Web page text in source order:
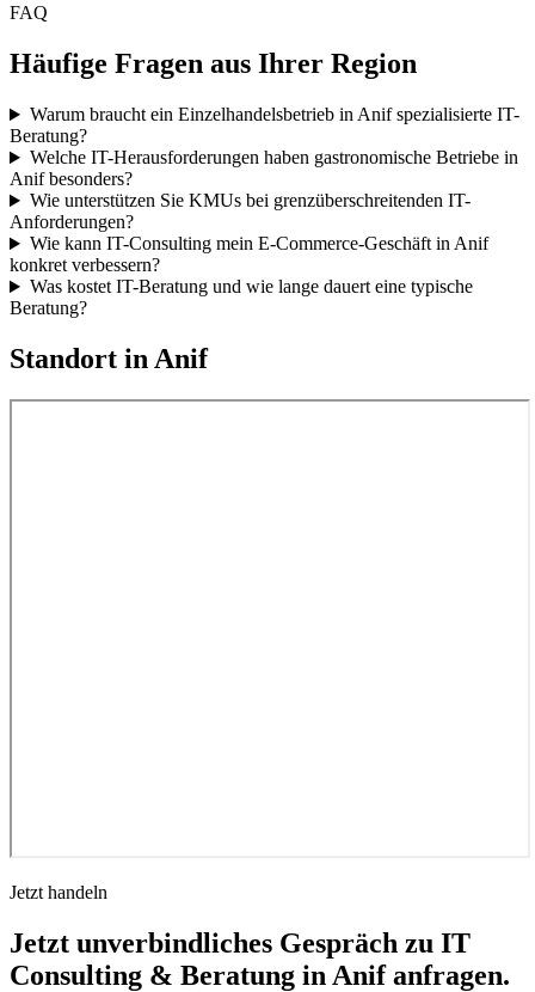
FAQ
Häufige Fragen aus Ihrer Region
Warum braucht ein Einzelhandelsbetrieb in Anif spezialisierte IT-
Beratung?
Welche IT-Herausforderungen haben gastronomische Betriebe in
Anif besonders?
Wie unterstützen Sie KMUs bei grenzüberschreitenden IT-
Anforderungen?
Wie kann IT-Consulting mein E-Commerce-Geschäft in Anif
konkret verbessern?
Was kostet IT-Beratung und wie lange dauert eine typische
Beratung?
Standort in Anif
Jetzt handeln
Jetzt unverbindliches Gespräch zu IT
Consulting & Beratung in Anif anfragen.